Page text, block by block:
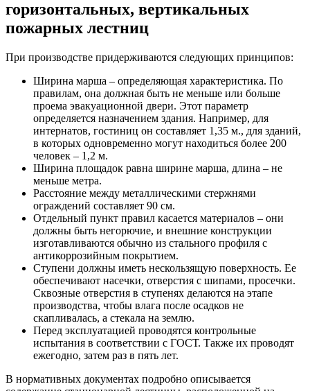
горизонтальных, вертикальных
пожарных лестниц
При производстве придерживаются следующих принципов:
Ширина марша – определяющая характеристика. По
правилам, она должная быть не меньше или больше
проема эвакуационной двери. Этот параметр
определяется назначением здания. Например, для
интернатов, гостиниц он составляет 1,35 м., для зданий,
в которых одновременно могут находиться более 200
человек – 1,2 м.
Ширина площадок равна ширине марша, длина – не
меньше метра.
Расстояние между металлическими стержнями
ограждений составляет 90 см.
Отдельный пункт правил касается материалов – они
должны быть негорючие, и внешние конструкции
изготавливаются обычно из стального профиля с
антикоррозийным покрытием.
Ступени должны иметь нескользящую поверхность. Ее
обеспечивают насечки, отверстия с шипами, просечки.
Сквозные отверстия в ступенях делаются на этапе
производства, чтобы влага после осадков не
скапливалась, а стекала на землю.
Перед эксплуатацией проводятся контрольные
испытания в соответствии с ГОСТ. Также их проводят
ежегодно, затем раз в пять лет.
В нормативных документах подробно описывается